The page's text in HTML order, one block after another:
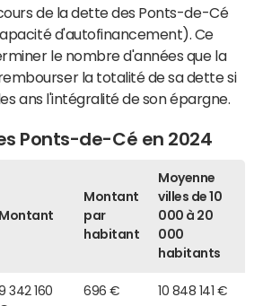
de la dette des Ponts-de-Cé
d'autofinancement). Ce
le nombre d'années que la
la totalité de sa dette si
ans l'intégralité de son épargne.
Ponts-de-Cé en 2024
Montant
Montant
par
habitant
Moyenne
villes de 10
000 à 20
000
habitants
342 160
696 € 10 848 141 €